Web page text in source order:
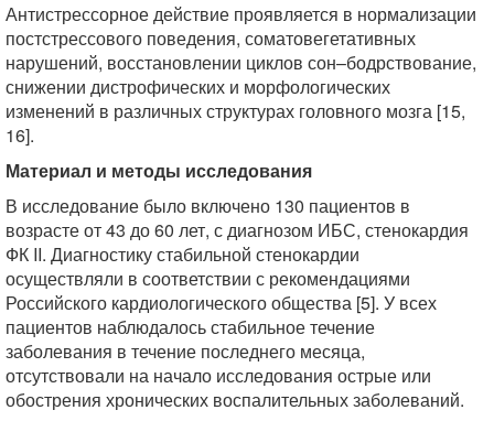
Антистрессорное действие проявляется в нормализации
постстрессового поведения, соматовегетативных
нарушений, восстановлении циклов сон–бодрствование,
снижении дистрофических и морфологических
изменений в различных структурах головного мозга [15,
16].
Материал и методы исследования
В исследование было включено 130 пациентов в
возрасте от 43 до 60 лет, с диагнозом ИБС, стенокардия
ФК II. Диагностику стабильной стенокардии
осуществляли в соответствии с рекомендациями
Российского кардиологического общества [5]. У всех
пациентов наблюдалось стабильное течение
заболевания в течение последнего месяца,
отсутствовали на начало исследования острые или
обострения хронических воспалительных заболеваний.